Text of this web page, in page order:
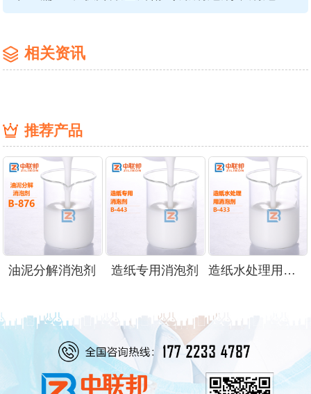
相关资讯
推荐产品
油泥分解消泡剂 造纸专用消泡剂 造纸水处理用消泡剂